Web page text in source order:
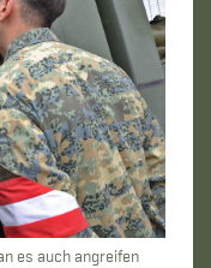
es auch angreifen